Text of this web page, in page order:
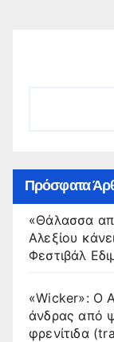
Πρόσφατα
«Θάλασσα
Αλεξίου
Φεστιβάλ
«Wicker»: Ο
άνδρας από
φρενίτιδα